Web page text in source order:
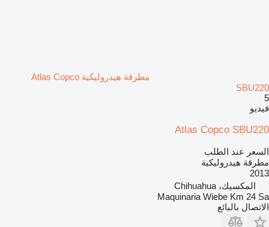
مطرقة هيدروليكية Atlas Copco
SBU220
5
فيديو
Atlas Copco SBU220
السعر عند الطلب
مطرقة هيدروليكية
2013
المكسيك، Chihuahua
Maquinaria Wiebe Km 24 Sa
الاتصال بالبائع